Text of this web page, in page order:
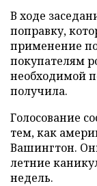
В ходе
поправку,
применение
покупателям
необходимой
получила.
Голосование
тем, как
Вашингтон.
летние
недель.